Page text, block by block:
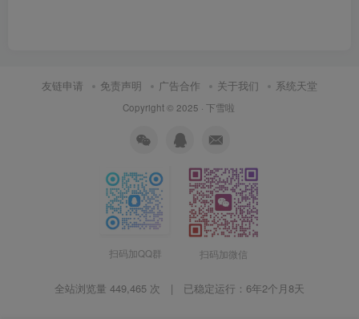
友链申请 免责声明 广告合作 关于我们 系统天堂
Copyright © 2025 · 下雪啦
扫码加QQ群 扫码加微信
全站浏览量 449,465 次 | 已稳定运行： 6年2个月8天